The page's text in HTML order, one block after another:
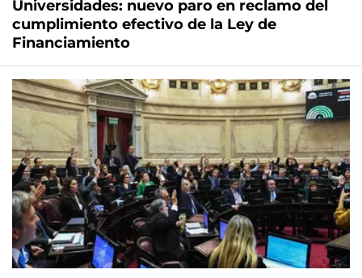
Universidades: nuevo paro en reclamo del
cumplimiento efectivo de la Ley de
Financiamiento